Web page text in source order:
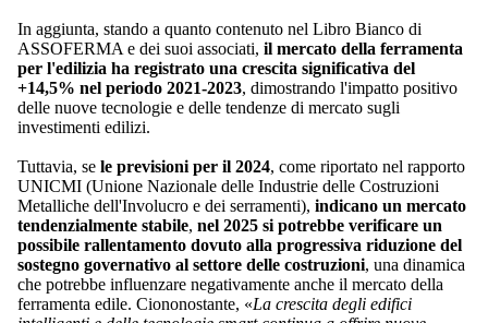
In aggiunta, stando a quanto contenuto nel Libro Bianco di
ASSOFERMA e dei suoi associati, il mercato della ferramenta
per l'edilizia ha registrato una crescita significativa del
+14,5% nel periodo 2021-2023, dimostrando l'impatto positivo
delle nuove tecnologie e delle tendenze di mercato sugli
investimenti edilizi.
Tuttavia, se le previsioni per il 2024, come riportato nel rapporto
UNICMI (Unione Nazionale delle Industrie delle Costruzioni
Metalliche dell'Involucro e dei serramenti), indicano un mercato
tendenzialmente stabile, nel 2025 si potrebbe verificare un
possibile rallentamento dovuto alla progressiva riduzione del
sostegno governativo al settore delle costruzioni, una dinamica
che potrebbe influenzare negativamente anche il mercato della
ferramenta edile. Ciononostante, «La crescita degli edifici